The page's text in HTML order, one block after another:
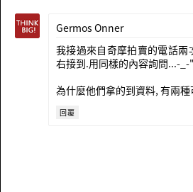
Germos Onner
我接過來自奇摩拍賣的電話兩
右接到.用同樣的內容詢問...-_-"
為什麼他們拿的到資料, 有兩種
回覆